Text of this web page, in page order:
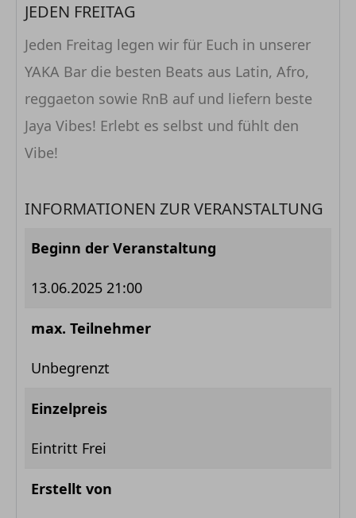
JEDEN FREITAG
Jeden Freitag legen wir für Euch in unserer
YAKA Bar die besten Beats aus Latin, Afro,
reggaeton sowie RnB auf und liefern beste
Jaya Vibes! Erlebt es selbst und fühlt den
Vibe!
INFORMATIONEN ZUR VERANSTALTUNG
Beginn der Veranstaltung
13.06.2025 21:00
max. Teilnehmer
Unbegrenzt
Einzelpreis
Eintritt Frei
Erstellt von